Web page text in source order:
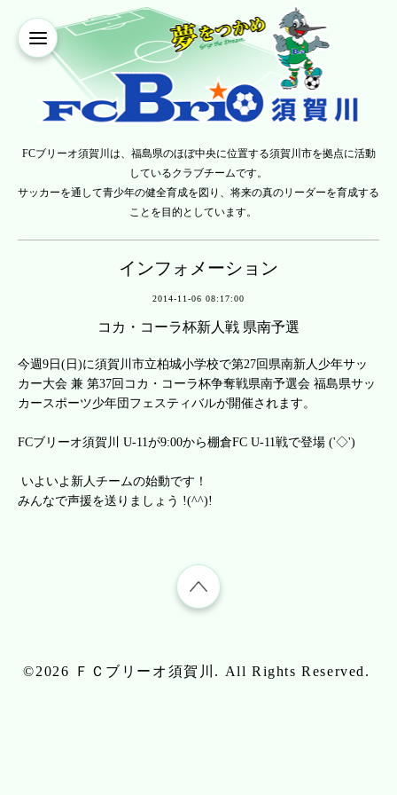
FCブリーオ須賀川は、福島県のほぼ中央に位置する須賀川市を拠点に活動
しているクラブチームです。
サッカーを通して青少年の健全育成を図り、将来の真のリーダーを育成する
ことを目的としています。
インフォメーション
2014-11-06 08:17:00
コカ・コーラ杯新人戦 県南予選
今週9日(日)に須賀川市立柏城小学校で第27回県南新人少年サッ
カー大会 兼 第37回コカ・コーラ杯争奪戦県南予選会 福島県サッ
カースポーツ少年団フェスティバルが開催されます。
FCブリーオ須賀川 U-11が9:00から棚倉FC U-11戦で登場 ('◇')ゞ
いよいよ新人チームの始動です！
みんなで声援を送りましょう !(^^)!
©2026 ＦＣブリーオ須賀川 . All Rights Reserved.